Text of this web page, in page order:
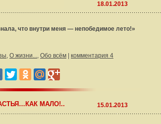
18.01.2013
что внутри меня — непобедимое лето!»
, О жизни..., Обо всём комментария 4
МАЛО!.. 15.01.2013